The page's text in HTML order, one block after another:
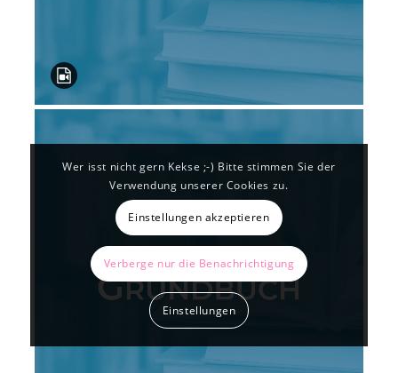
Wer isst nicht gern Kekse ;-) Bitte stimmen Sie der
Verwendung unserer Cookies zu.
Einstellungen akzeptieren
Verberge nur die Benachrichtigung
Einstellungen